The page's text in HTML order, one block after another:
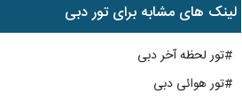
لینک های مشابه برای تور دبی
#تور لحظه آخر دبی
#تور هوائی دبی